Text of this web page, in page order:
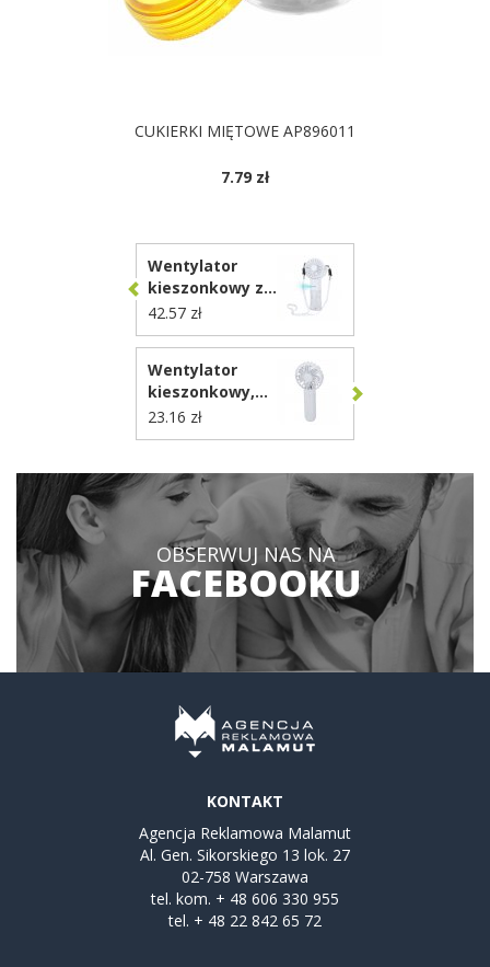
CUKIERKI MIĘTOWE AP896011
7.79 zł
Wentylator
kieszonkowy ze
spryskiwaczem,
smycz VA302
42.57 zł
Wentylator
kieszonkowy,
składany VA741
23.16 zł
OBSERWUJ NAS NA
FACEBOOKU
KONTAKT
Agencja Reklamowa Malamut
Al. Gen. Sikorskiego 13 lok. 27
02-758 Warszawa
tel. kom. + 48 606 330 955
tel. + 48 22 842 65 72